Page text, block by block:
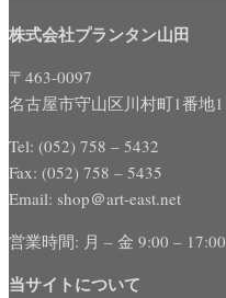
株式会社プランタン山田
〒463-0097
名古屋市守山区川村町1番地1
Tel: (052) 758 – 5432
Fax: (052) 758 – 5435
Email: shop＠art-east.net
営業時間: 月 – 金 9:00 – 17:00
当サイトについて